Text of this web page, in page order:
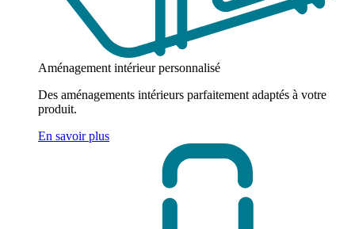
Aménagement intérieur personnalisé
Des aménagements intérieurs parfaitement adaptés à votre
produit.
En savoir plus